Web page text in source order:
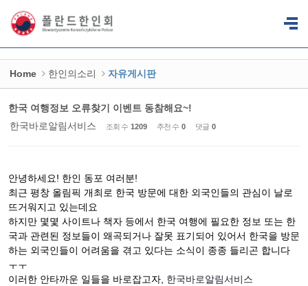
Home 한인의소리 자유게시판
한국 여행정보 오류찾기 이벤트 동참해요~!
한국바로알림서비스
조회 수 1209 추천 수 0 댓글 0
안녕하세요! 한인 동포 여러분!
최근 평창 올림픽 개최로 한국 방문에 대한 외국인들의 관심이 날로
뜨거워지고 있는데요
하지만 몇몇 사이트나 책자 등에서 한국 여행에 필요한 정보 또는 한
국과 관련된 정보들이 왜곡되거나 잘못 표기되어 있어서 한국을 방문
하는 외국인들이 어려움을 겪고 있다는 소식이 종종 들리곤 합니다
ㅜㅜ
이러한 안타까운 일들을 바로잡고자 한국바로알림서비스